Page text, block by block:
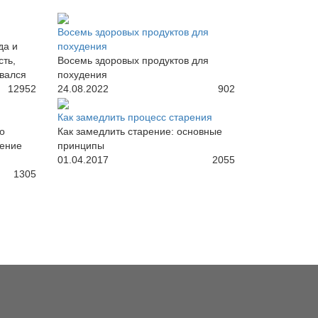
и
12952
Восемь здоровых продуктов для
похудения
Восемь здоровых продуктов для
похудения
24.08.2022
902
1305
Как замедлить процесс старения
Как замедлить старение: основные
принципы
01.04.2017
2055